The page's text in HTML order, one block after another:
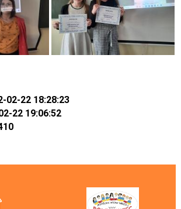
02-22 18:28:23
22 19:06:52